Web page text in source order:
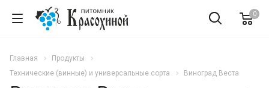
0
Главная
Продукты
Технические (винные) и универсальные сорта
Виноград Веста